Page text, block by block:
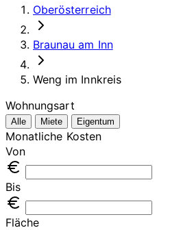
Oberösterreich
Braunau am Inn
Weng im Innkreis
Wohnungsart
Alle Miete Eigentum
Monatliche Kosten
Von
Bis
Fläche